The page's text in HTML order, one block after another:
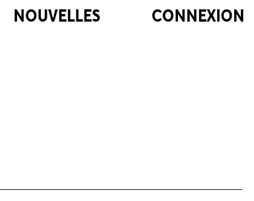
NOUVELLES CONNEXION